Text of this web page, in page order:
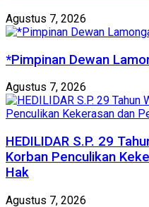
Agustus 7, 2026
*Pimpinan Dewan
Agustus 7, 2026
HEDILIDAR S.P. 29
Korban Penculikan
Hak
Agustus 7, 2026